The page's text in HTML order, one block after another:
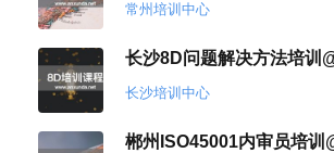
常州培训中心
长沙8D问题解决方法培训
长沙培训中心
郴州ISO45001内审员培训